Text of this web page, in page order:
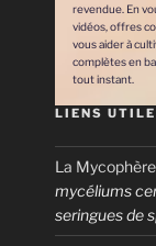
revendue. En
vidéos, offres
vous aider à
complètes en
tout instant.
LIENS
La Mycophère
mycéliums
seringues de
!